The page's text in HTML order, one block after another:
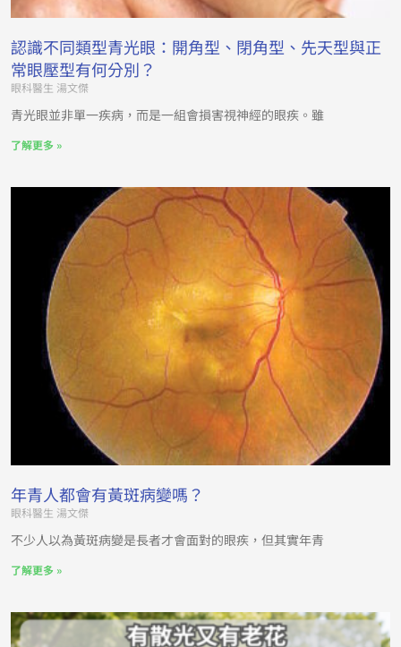
認識不同類型青光眼：開角型、閉角型、先天型與正
常眼壓型有何分別？
眼科醫生 湯文傑
青光眼並非單一疾病，而是一組會損害視神經的眼疾。雖
了解更多 »
年青人都會有黃斑病變嗎？
眼科醫生 湯文傑
不少人以為黃斑病變是長者才會面對的眼疾，但其實年青
了解更多 »